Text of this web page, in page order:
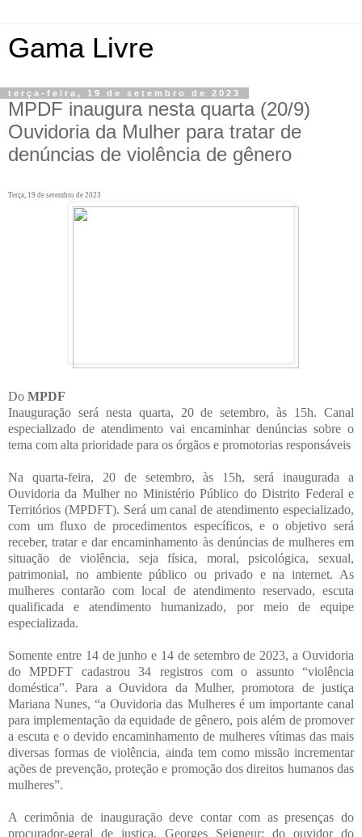
Gama Livre
terça-feira, 19 de setembro de 2023
MPDF inaugura nesta quarta (20/9)
Ouvidoria da Mulher para tratar de
denúncias de violência de gênero
Terça, 19 de setembro de 2023
Do MPDF
Inauguração será nesta quarta, 20 de setembro, às 15h. Canal
especializado de atendimento vai encaminhar denúncias sobre o
tema com alta prioridade para os órgãos e promotorias responsáveis
Na quarta-feira, 20 de setembro, às 15h, será inaugurada a
Ouvidoria da Mulher no Ministério Público do Distrito Federal e
Territórios (MPDFT). Será um canal de atendimento especializado,
com um fluxo de procedimentos específicos, e o objetivo será
receber, tratar e dar encaminhamento às denúncias de mulheres em
situação de violência, seja física, moral, psicológica, sexual,
patrimonial, no ambiente público ou privado e na internet. As
mulheres contarão com local de atendimento reservado, escuta
qualificada e atendimento humanizado, por meio de equipe
especializada.
Somente entre 14 de junho e 14 de setembro de 2023, a Ouvidoria
do MPDFT cadastrou 34 registros com o assunto “violência
doméstica”. Para a Ouvidora da Mulher, promotora de justiça
Mariana Nunes, “a Ouvidoria das Mulheres é um importante canal
para implementação da equidade de gênero, pois além de promover
a escuta e o devido encaminhamento de mulheres vítimas das mais
diversas formas de violência, ainda tem como missão incrementar
ações de prevenção, proteção e promoção dos direitos humanos das
mulheres”.
A cerimônia de inauguração deve contar com as presenças do
procurador-geral de justiça, Georges Seigneur; do ouvidor do